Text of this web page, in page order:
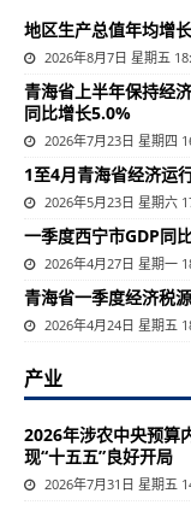
地区生产总值年均增
2026年8月7日 星期五
青海省上半年保持经
同比增长5.0%
2026年7月23日 星期四
1至4月青海省经济运
2026年5月23日 星期六
一季度西宁市GDP同
2026年4月27日 星期一
青海省一季度经济税
2026年4月24日 星期五
产业
2026年涉农中央预算
现“十五五”良好开局
2026年7月31日 星期五